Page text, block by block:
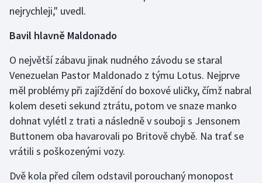
nejrychleji," uvedl.
Bavil hlavně Maldonado
O největší zábavu jinak nudného závodu se staral
Venezuelan Pastor Maldonado z týmu Lotus. Nejprve
měl problémy při zajíždění do boxové uličky, čímž nabral
kolem deseti sekund ztrátu, potom ve snaze manko
dohnat vylétl z trati a následně v souboji s Jensonem
Buttonem oba havarovali po Britově chybě. Na trať se
vrátili s poškozenými vozy.
Dvě kola před cílem odstavil porouchaný monopost